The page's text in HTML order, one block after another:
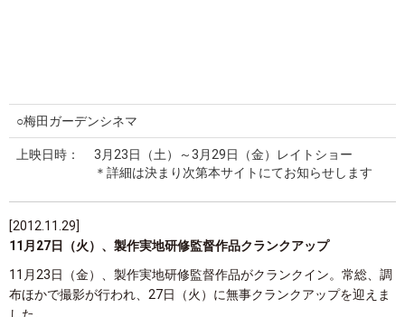
○梅田ガーデンシネマ
上映日時：
3月23日（土）～3月29日（金）レイトショー
＊詳細は決まり次第本サイトにてお知らせします
[2012.11.29]
11月27日（火）、製作実地研修監督作品クランクアップ
11月23日（金）、製作実地研修監督作品がクランクイン。常総、調
布ほかで撮影が行われ、27日（火）に無事クランクアップを迎えま